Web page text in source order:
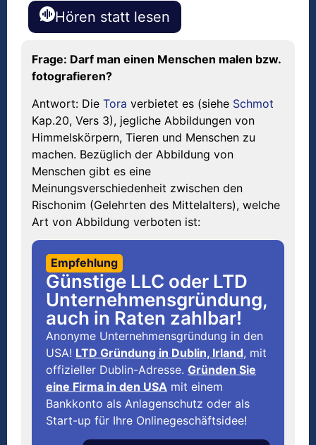
Hören statt lesen
Frage: Darf man einen Menschen malen bzw.
fotografieren?
Antwort: Die Tora verbietet es (siehe Schmot
Kap.20, Vers 3), jegliche Abbildungen von
Himmelskörpern, Tieren und Menschen zu
machen. Bezüglich der Abbildung von
Menschen gibt es eine
Meinungsverschiedenheit zwischen den
Rischonim (Gelehrten des Mittelalters), welche
Art von Abbildung verboten ist:
Empfehlung
Günstige LLC oder LTD
Unternehmensgründung,
auch in Raten zahlbar!
Anonyme Unternehmensgründung in den
USA! LTD Gründung in Dublin, Irland, mit
offizieller Dublin-Adresse. Gründen Sie
eine Firma in den USA mit einem
Bankkonto als Anlagenschutz oder als
Start-up für Ihre Onlinegeschäftsidee!